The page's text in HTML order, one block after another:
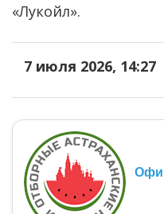
«Лукойл».
7 июля 2026, 14:27